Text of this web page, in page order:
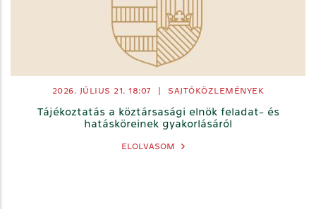
2026. JÚLIUS 21. 18:07 SAJTÓKÖZLEMÉNYEK
Tájékoztatás a köztársasági elnök feladat- és
hatásköreinek gyakorlásáról
ELOLVASOM